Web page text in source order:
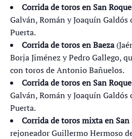
Corrida de toros en San Roque
Galván, Román y Joaquín
Puerta.
Corrida de toros en Baeza
Borja Jiménez y Pedro Gallego,
con toros de Antonio Bañuelos.
Corrida de toros en San Roque
Galván, Román y Joaquín
Puerta.
Corrida de toros mixta en San
rejoneador Guillermo Hermoso